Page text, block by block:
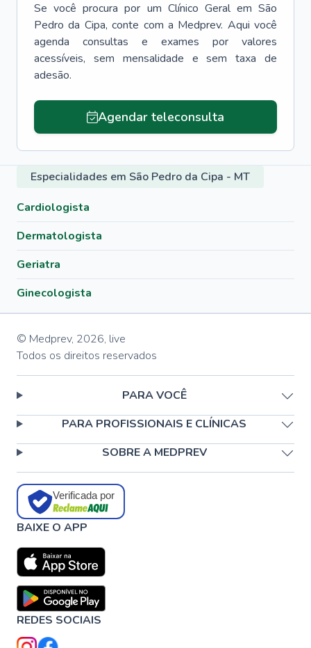
Se você procura por um Clínico Geral em São
Pedro da Cipa, conte com a Medprev. Aqui você
agenda consultas e exames por valores
acessíveis, sem mensalidade e sem taxa de
adesão.
Agendar teleconsulta
Especialidades em São Pedro da Cipa - MT
Cardiologista
Dermatologista
Geriatra
Ginecologista
© Medprev, 2026, live
Todos os direitos reservados
PARA VOCÊ
PARA PROFISSIONAIS E CLÍNICAS
SOBRE A MEDPREV
Verificada por
BAIXE O APP
REDES SOCIAIS